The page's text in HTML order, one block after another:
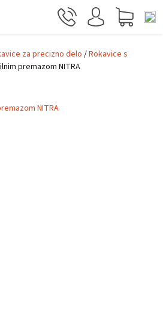
za precizno delo /Rokavice s
premazom NITRA